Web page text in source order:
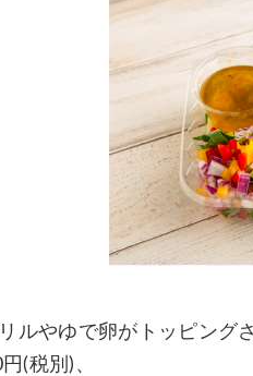
ルやゆで卵がトッピング
(税別)、